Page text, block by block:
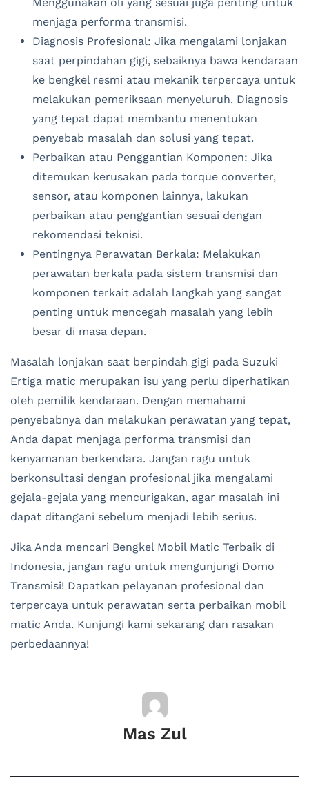
menjaga performa transmisi.
Diagnosis Profesional: Jika mengalami lonjakan
saat perpindahan gigi, sebaiknya bawa kendaraan
ke bengkel resmi atau mekanik terpercaya untuk
melakukan pemeriksaan menyeluruh. Diagnosis
yang tepat dapat membantu menentukan
penyebab masalah dan solusi yang tepat.
Perbaikan atau Penggantian Komponen: Jika
ditemukan kerusakan pada torque converter,
sensor, atau komponen lainnya, lakukan
perbaikan atau penggantian sesuai dengan
rekomendasi teknisi.
Pentingnya Perawatan Berkala: Melakukan
perawatan berkala pada sistem transmisi dan
komponen terkait adalah langkah yang sangat
penting untuk mencegah masalah yang lebih
besar di masa depan.
Masalah lonjakan saat berpindah gigi pada Suzuki
Ertiga matic merupakan isu yang perlu diperhatikan
oleh pemilik kendaraan. Dengan memahami
penyebabnya dan melakukan perawatan yang tepat,
Anda dapat menjaga performa transmisi dan
kenyamanan berkendara. Jangan ragu untuk
berkonsultasi dengan profesional jika mengalami
gejala-gejala yang mencurigakan, agar masalah ini
dapat ditangani sebelum menjadi lebih serius.
Jika Anda mencari Bengkel Mobil Matic Terbaik di
Indonesia, jangan ragu untuk mengunjungi Domo
Transmisi! Dapatkan pelayanan profesional dan
terpercaya untuk perawatan serta perbaikan mobil
matic Anda. Kunjungi kami sekarang dan rasakan
perbedaannya!
Mas Zul